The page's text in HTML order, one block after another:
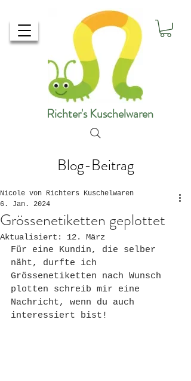
Richter's Kuschelwaren
Blog-Beitrag
Grössenetiketten geplottet
Nicole von Richters Kuschelwaren
6. Jan. 2024
Aktualisiert: 12. März
Für eine Kundin, die selber
näht, durfte ich
Grössenetiketten nach Wunsch
plotten schreib mir eine
Nachricht, wenn du auch
interessiert bist!